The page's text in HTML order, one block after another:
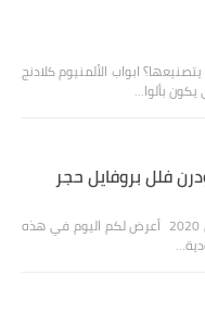
‏ابواب الألمنيوم كلادنج
بألوا…
فلل بروفايل حجر
واجهات فلل مودرن سعودية واجهات فلل مودرن 2020 أعرض لكم اليوم في هذه